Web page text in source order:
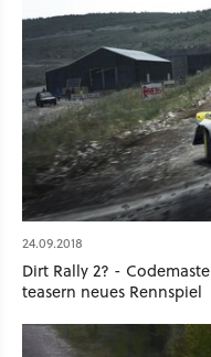
24.09.2018
Dirt Rally 2? -
teasern neues Rennspiel